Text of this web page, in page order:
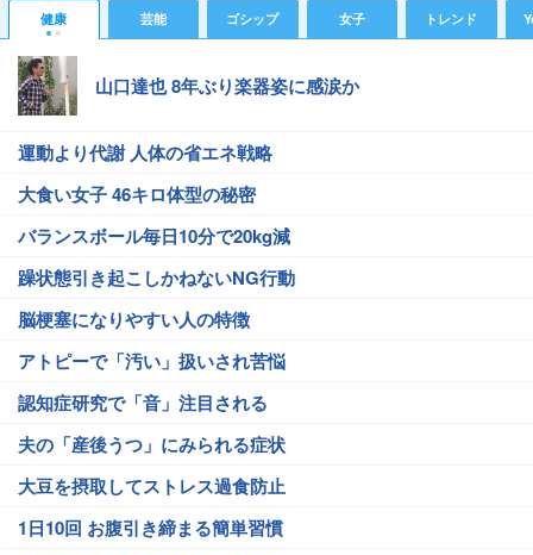
健康 芸能 ゴシップ 女子 トレンド
山口達也 8年ぶり楽器姿に感涙か
運動より代謝 人体の省エネ戦略
大食い女子 46キロ体型の秘密
バランスボール毎日10分で20kg減
躁状態引き起こしかねないNG行動
脳梗塞になりやすい人の特徴
アトピーで「汚い」扱いされ苦悩
認知症研究で「音」注目される
夫の「産後うつ」にみられる症状
大豆を摂取してストレス過食防止
1日10回 お腹引き締まる簡単習慣